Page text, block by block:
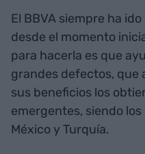
El BBVA siempre ha
desde el momento
para hacerla es que
grandes defectos, que
sus beneficios los
emergentes, siendo
México y Turquía.